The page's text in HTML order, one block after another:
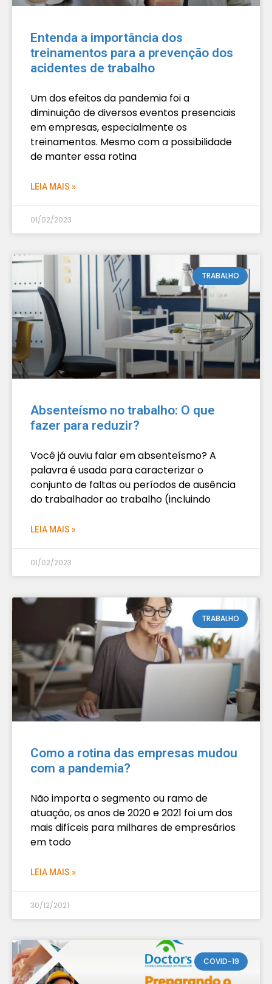
Entenda a importância dos
treinamentos para a prevenção dos
acidentes de trabalho
Um dos efeitos da pandemia foi a
diminuição de diversos eventos presenciais
em empresas, especialmente os
treinamentos. Mesmo com a possibilidade
de manter essa rotina
LEIA MAIS »
01/02/2023
TRABALHO
Absenteísmo no trabalho: O que
fazer para reduzir?
Você já ouviu falar em absenteísmo? A
palavra é usada para caracterizar o
conjunto de faltas ou períodos de ausência
do trabalhador ao trabalho (incluindo
LEIA MAIS »
01/02/2023
TRABALHO
Como a rotina das empresas mudou
com a pandemia?
Não importa o segmento ou ramo de
atuação, os anos de 2020 e 2021 foi um dos
mais difíceis para milhares de empresários
em todo
LEIA MAIS »
30/12/2021
COVID-19